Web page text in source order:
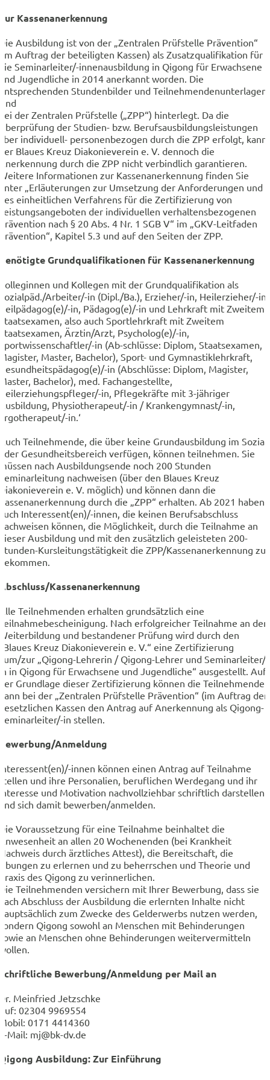
Kassenanerkennung
Ausbildung ist von der „Zentralen Prüfstelle Prävention“
Auftrag der beteiligten Kassen) als Zusatzqualifikation für
Seminarleiter/-innenausbildung in Qigong für Erwachsene
Jugendliche in 2014 anerkannt worden. Die
Stundenbilder und Teilnehmendenunterlagen
der Zentralen Prüfstelle („ZPP“) hinterlegt. Da die
der Studien- bzw. Berufsausbildungsleistungen
individuell- personenbezogen durch die ZPP erfolgt, kann
Blaues Kreuz Diakonieverein e. V. dennoch die
durch die ZPP nicht verbindlich garantieren.
Informationen zur Kassenanerkennung finden Sie
„Erläuterungen zur Umsetzung der Anforderungen und
einheitlichen Verfahrens für die Zertifizierung von
der individuellen verhaltensbezogenen
nach § 20 Abs. 4 Nr. 1 SGB V“ im „GKV-Leitfaden
Kapitel 5.3 und auf den Seiten der ZPP.
Grundqualifikationen für Kassenanerkennung
und Kollegen mit der Grundqualifikation als
Arbeiter/-in (Dipl./Ba.), Erzieher/-in, Heilerzieher/-in,
in, Pädagog(e)/-in und Lehrkraft mit Zweitem
also auch Sportlehrkraft mit Zweitem
Ärztin/Arzt, Psycholog(e)/-in,
in (Ab-schlüsse: Diplom, Staatsexamen,
Master, Bachelor), Sport- und Gymnastiklehrkraft,
in (Abschlüsse: Diplom, Magister,
Bachelor), med. Fachangestellte,
in, Pflegekräfte mit 3-jähriger
Physiotherapeut/-in / Krankengymnast/-in,
in.‘
Teilnehmende, die über keine Grundausbildung im Sozial-
Gesundheitsbereich verfügen, können teilnehmen. Sie
nach Ausbildungsende noch 200 Stunden
nachweisen (über den Blaues Kreuz
e. V. möglich) und können dann die
durch die „ZPP“ erhalten. Ab 2021 haben
Interessent(en)/-innen, die keinen Berufsabschluss
können, die Möglichkeit, durch die Teilnahme an
Ausbildung und mit den zusätzlich geleisteten 200-
Kursleitungstätigkeit die ZPP/Kassenanerkennung zu
Kassenanerkennung
Teilnehmenden erhalten grundsätzlich eine
Nach erfolgreicher Teilnahme an der
und bestandener Prüfung wird durch den
Kreuz Diakonieverein e. V.“ eine Zertifizierung
zur „Qigong-Lehrerin / Qigong-Lehrer und Seminarleiter/-
in Qigong für Erwachsene und Jugendliche“ ausgestellt. Auf
Grundlage dieser Zertifizierung können die Teilnehmenden
bei der „Zentralen Prüfstelle Prävention“ (im Auftrag der
Kassen den Antrag auf Anerkennung als Qigong-
in stellen.
Anmeldung
innen können einen Antrag auf Teilnahme
und ihre Personalien, beruflichen Werdegang und ihr
und Motivation nachvollziehbar schriftlich darstellen
sich damit bewerben/anmelden.
Voraussetzung für eine Teilnahme beinhaltet die
an allen 20 Wochenenden (bei Krankheit
durch ärztliches Attest), die Bereitschaft, die
zu erlernen und zu beherrschen und Theorie und
des Qigong zu verinnerlichen.
Teilnehmenden versichern mit Ihrer Bewerbung, dass sie
Abschluss der Ausbildung die erlernten Inhalte nicht
zum Zwecke des Gelderwerbs nutzen werden,
Qigong sowohl an Menschen mit Behinderungen
an Menschen ohne Behinderungen weitervermitteln
Bewerbung/Anmeldung per Mail an
Meinfried Jetzschke
02304 9969554
0171 4414360
Mail: mj@bk-dv.de
Ausbildung: Zur Einführung